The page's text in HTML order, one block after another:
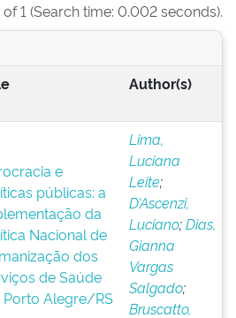
of 1 (Search time: 0.002 seconds).
Author(s)
e
públicas: a
da
Nacional de
dos
de Saúde
Porto Alegre/RS
Lima,
Luciana
Leite;
D’Ascenzi,
Luciano;Dias,
Gianna
Vargas
Salgado;
Bruscatto,